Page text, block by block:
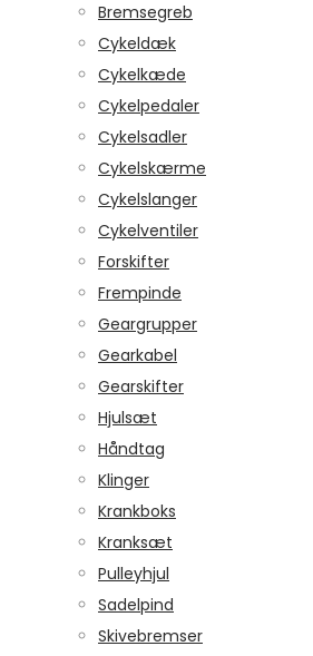
Bremsegreb
Cykeldæk
Cykelkæde
Cykelpedaler
Cykelsadler
Cykelskærme
Cykelslanger
Cykelventiler
Forskifter
Frempinde
Geargrupper
Gearkabel
Gearskifter
Hjulsæt
Håndtag
Klinger
Krankboks
Kranksæt
Pulleyhjul
Sadelpind
Skivebremser